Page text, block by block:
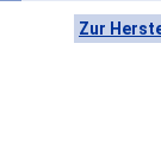
Zur